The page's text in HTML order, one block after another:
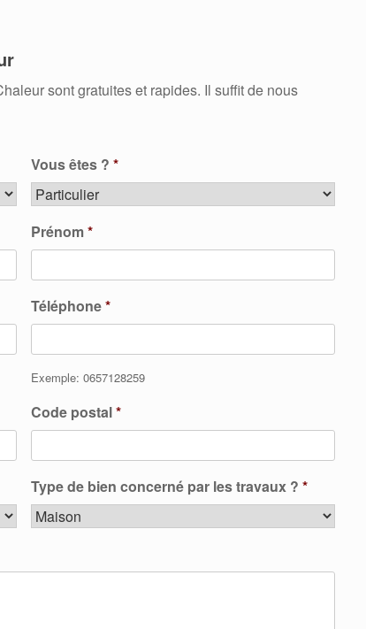
sont gratuites et rapides. Il suffit de nous
Vous êtes ? *
Prénom*
Téléphone*
Exemple: 0657128259
Code postal*
Type de bien concerné par les travaux ? *